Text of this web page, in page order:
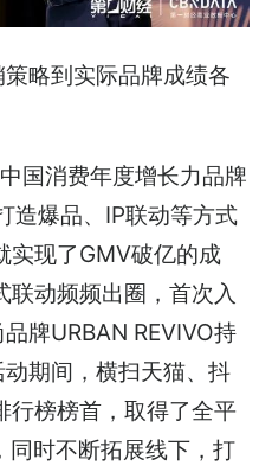
略到实际品牌成绩各
国消费年度增长力品牌
造爆品、IP联动等方式
实现了GMV破亿的成
动频频出圈，首次入
牌URBAN REVIVO持
期间，横扫天猫、抖
行榜榜首，取得了全平
时不断拓展线下，打